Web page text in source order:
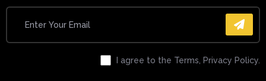
I agree to the Terms, Privacy Policy.